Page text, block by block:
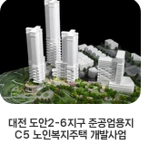
대전 도안2-6지구 준공업용지
C5 노인복지주택 개발사업